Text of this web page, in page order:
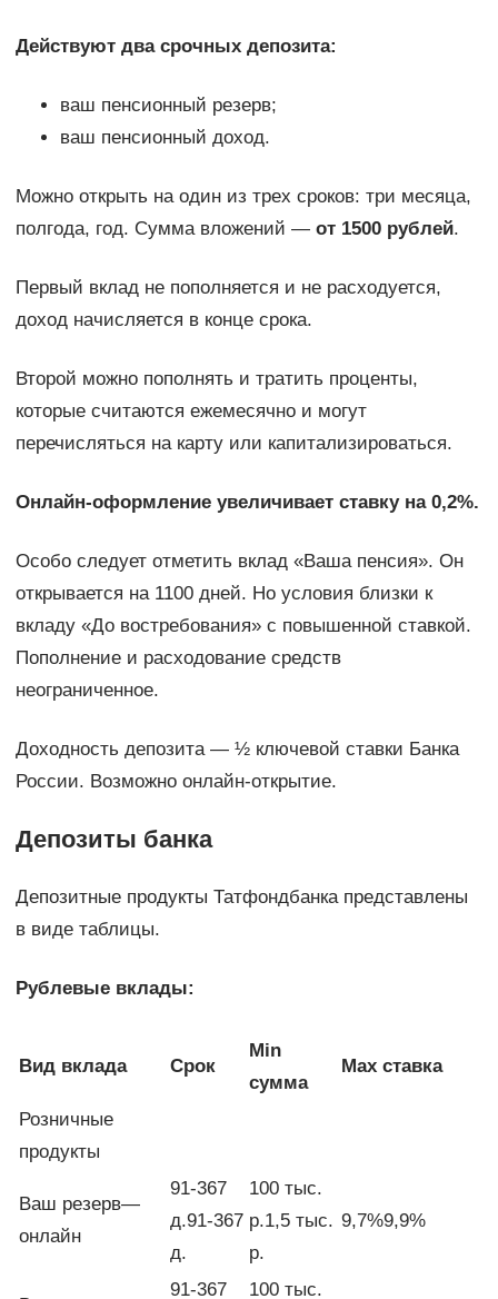
Действуют два срочных депозита:
ваш пенсионный резерв;
ваш пенсионный доход.
Можно открыть на один из трех сроков: три месяца,
полгода, год. Сумма вложений — от 1500 рублей.
Первый вклад не пополняется и не расходуется,
доход начисляется в конце срока.
Второй можно пополнять и тратить проценты,
которые считаются ежемесячно и могут
перечисляться на карту или капитализироваться.
Онлайн-оформление увеличивает ставку на 0,2%.
Особо следует отметить вклад «Ваша пенсия». Он
открывается на 1100 дней. Но условия близки к
вкладу «До востребования» с повышенной ставкой.
Пополнение и расходование средств
неограниченное.
Доходность депозита — ½ ключевой ставки Банка
России. Возможно онлайн-открытие.
Депозиты банка
Депозитные продукты Татфондбанка представлены
в виде таблицы.
Рублевые вклады:
Вид вклада Срок
Min
сумма
Max ставка
Розничные
продукты
Ваш резерв—
онлайн
91-367
д.91-367
д.
100 тыс.
р.1,5 тыс.
р.
9,7%9,9%
91-367 100 тыс.